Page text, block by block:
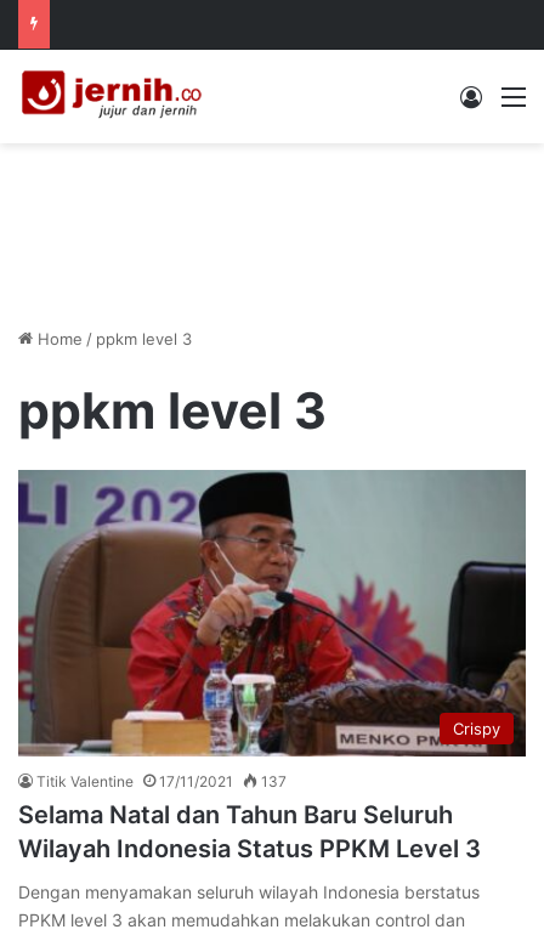
Log In
Home / ppkm level 3
ppkm level 3
Crispy
Titik Valentine 17/11/2021 137
Selama Natal dan Tahun Baru Seluruh
Wilayah Indonesia Status PPKM Level 3
Dengan menyamakan seluruh wilayah Indonesia berstatus
PPKM level 3 akan memudahkan melakukan control dan